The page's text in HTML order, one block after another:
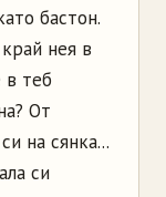
бастон.
нея в
в теб
От
на сянка...
си